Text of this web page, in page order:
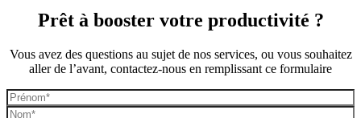
Prêt à booster votre productivité ?
Vous avez des questions au sujet de nos services, ou vous souhaitez
aller de l’avant, contactez-nous en remplissant ce formulaire